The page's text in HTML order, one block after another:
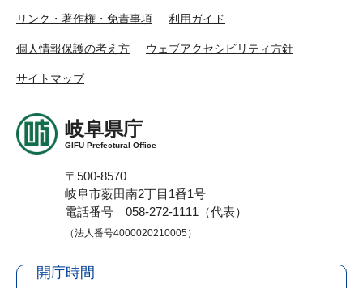
リンク・著作権・免責事項 利用ガイド
個人情報保護の考え方 ウェブアクセシビリティ方針
サイトマップ
岐阜県庁
GIFU Prefectural Office
〒500-8570
岐阜市薮田南2丁目1番1号
電話番号 058-272-1111（代表）
（法人番号4000020210005）
開庁時間